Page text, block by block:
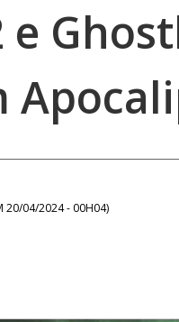
e
20/04/2024 - 00H04)